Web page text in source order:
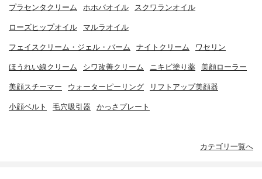
プラセンタクリーム ホホバオイル スクワランオイル
ローズヒップオイル マルラオイル
フェイスクリーム・ジェル・バーム ナイトクリーム ワセリン
ほうれい線クリーム シワ改善クリーム ニキビ塗り薬 美顔ローラー
美顔スチーマー ウォーターピーリング リフトアップ美顔器
小顔ベルト 毛穴吸引器 かっさプレート
カテゴリ一覧へ